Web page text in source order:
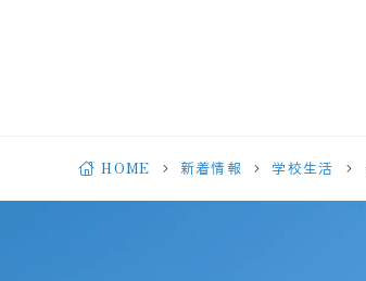
HOME 新着情報 学校生活